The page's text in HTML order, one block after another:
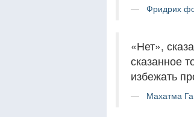
Фридрих
«Нет»,
сказанное
избежать
Махатма